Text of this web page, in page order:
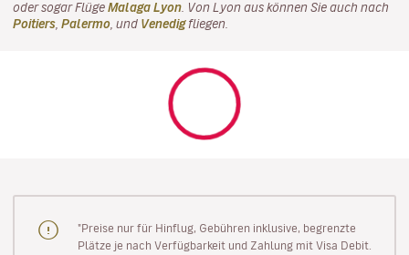
oder sogar Flüge Malaga Lyon . Von Lyon aus können Sie auch nach
Poitiers Palermo , und Venedigfliegen.
"Preise nur für Hinflug, Gebühren inklusive, begrenzte
Plätze je nach Verfügbarkeit und Zahlung mit Visa Debit.